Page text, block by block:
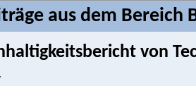
aus dem Bereich
von